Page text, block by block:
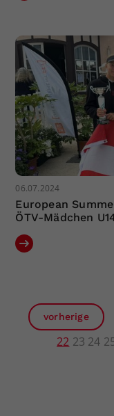
06.07.2024
European
ÖTV-Mädchen
vorherige
22 23 24